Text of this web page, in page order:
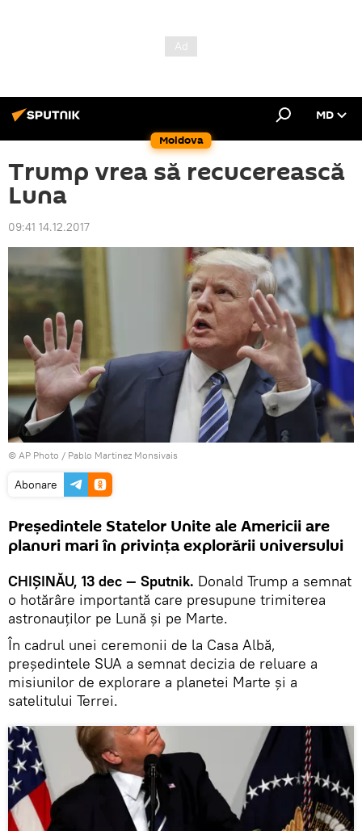
Moldova
MD
Trump vrea să recucerească
Luna
09:41 14.12.2017
© AP Photo / Pablo Martinez Monsivais
Abonare
Președintele Statelor Unite ale Americii are
planuri mari în privința explorării universului
CHIȘINĂU, 13 dec — Sputnik. Donald Trump a semnat
o hotărâre importantă care presupune trimiterea
astronauților pe Lună și pe Marte.
În cadrul unei ceremonii de la Casa Albă,
președintele SUA a semnat decizia de reluare a
misiunilor de explorare a planetei Marte și a
satelitului Terrei.